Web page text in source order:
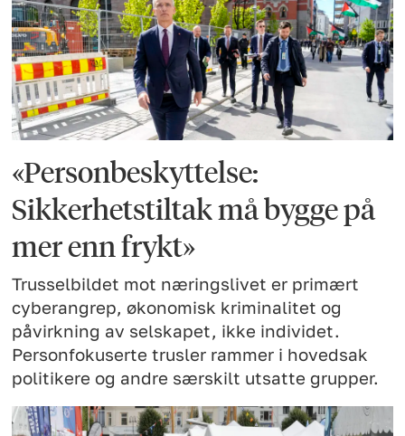
«Personbeskyttelse:
Sikkerhetstiltak må bygge på
mer enn frykt»
Trusselbildet mot næringslivet er primært
cyberangrep, økonomisk kriminalitet og
påvirkning av selskapet, ikke individet.
Personfokuserte trusler rammer i hovedsak
politikere og andre særskilt utsatte grupper.